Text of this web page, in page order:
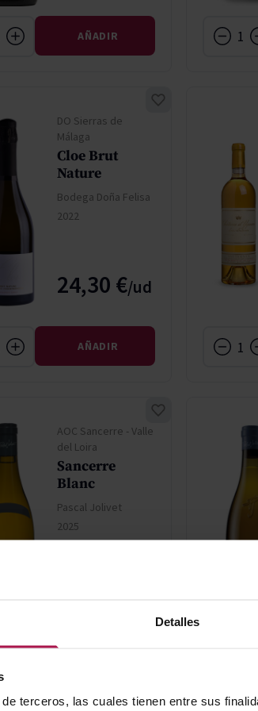
Detalles
terceros, las cuales tienen entre sus
AÑADIR
DO Sierras de
Málaga
Cloe Brut
Nature
Bodega Doña Felisa
2022
24,30 €
AÑADIR
AOC Sancerre - Valle
del Loira
Sancerre
Blanc
Pascal Jolivet
2025